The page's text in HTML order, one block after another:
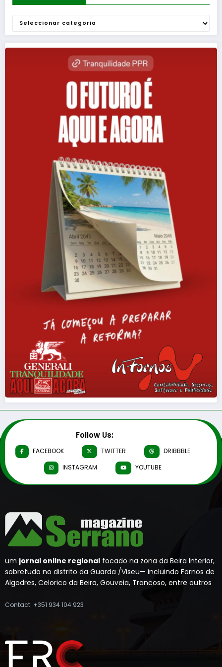
Categorias
Follow Us:
FACEBOOK TWITTER
DRIBBBLE
INSTAGRAM
YOUTUBE
um jornal online regional focado na zona da Beira Interior,
sobretudo no distrito da Guarda /Viseu— incluindo Fornos de
Algodres, Celorico da Beira, Gouveia, Trancoso, entre outros
Contact: +351 934 104 923